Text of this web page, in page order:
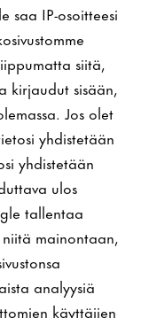
saa IP-osoitteesi
siitä,
kirjaudut sisään,
Jos olet
yhdistetään
yhdistetään
ulos
tallentaa
mainontaan,
analyysiä
käyttäjien